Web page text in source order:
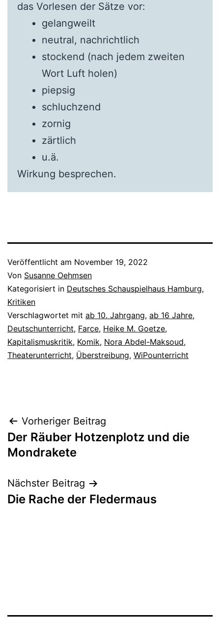
das Vorlesen der Sätze vor:
gelangweilt
neutral, nachrichtlich
stockend (nach jedem zweiten
Wort Luft holen)
piepsig
schluchzend
zornig
zärtlich
u.ä.
Wirkung besprechen.
Veröffentlicht am November 19, 2022
Von Susanne Oehmsen
Kategorisiert in Deutsches Schauspielhaus Hamburg,
Kritiken
Verschlagwortet mit ab 10. Jahrgang, ab 16 Jahre,
Deutschunterricht, Farce, Heike M. Goetze,
Kapitalismuskritik, Komik, Nora Abdel-Maksoud,
Theaterunterricht, Überstreibung, WiPounterricht
Beitrags-
Navigation
Vorheriger Beitrag
Der Räuber Hotzenplotz und die
Mondrakete
Nächster Beitrag
Die Rache der Fledermaus